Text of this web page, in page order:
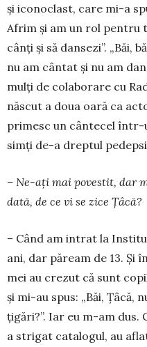
și icono­clast, care mi-a
Afrim și am un rol pentru
cânţi și să dansezi”. „Băi,
nu am cântat și nu am
mulţi de colaborare cu
născut a doua oară ca
primesc un cântecel într-
simţi de-a dreptul
– Ne-aţi mai povestit, dar
dată, de ce vi se zice Ţâcă?
– Când am intrat la
ani, dar păream de 13. Și
mei au crezut că sunt
și mi-au spus: „Băi, Ţâcă,
ţi­gări?”. Iar eu m-am dus.
a strigat ca­talogul, au